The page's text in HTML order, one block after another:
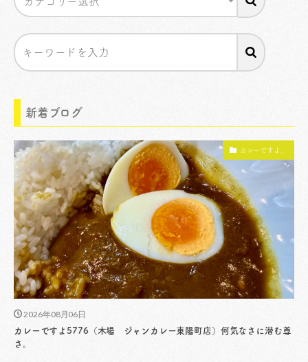
新着ブログ
カレーですよ。
2026年08月06日
カレーですよ5776（木場 ジャンカレー東陽町店）何気なさに潜む尊
さ。